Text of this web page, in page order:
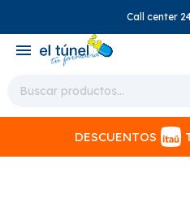
Call center
menu
DESCUENTOS
close